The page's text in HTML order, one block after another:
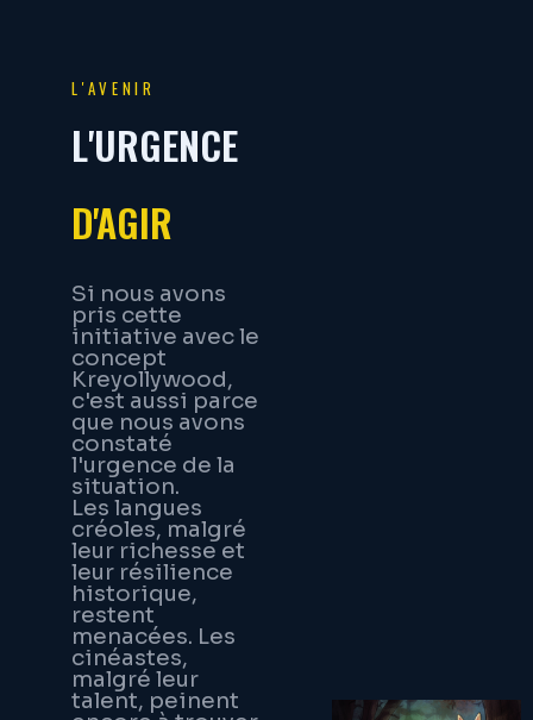
L'AVENIR
L'URGENCE
D'AGIR
Si nous avons
pris cette
initiative avec le
concept
Kreyollywood,
c'est aussi parce
que nous avons
constaté
l'urgence de la
situation.
Les langues
créoles, malgré
leur richesse et
leur résilience
historique,
restent
menacées. Les
cinéastes,
malgré leur
talent, peinent